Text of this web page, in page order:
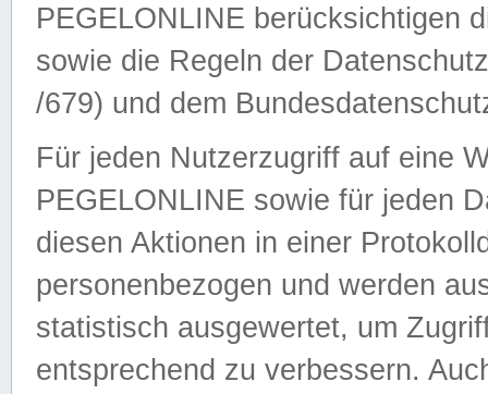
PEGELONLINE berücksichtigen
sowie die Regeln der
/679) und dem
Für jeden Nutzerzugriff auf eine
PEGELONLINE sowie für jeden
diesen Aktionen in einer
personenbezogen und werden
statistisch ausgewertet, um
entsprechend zu verbessern.